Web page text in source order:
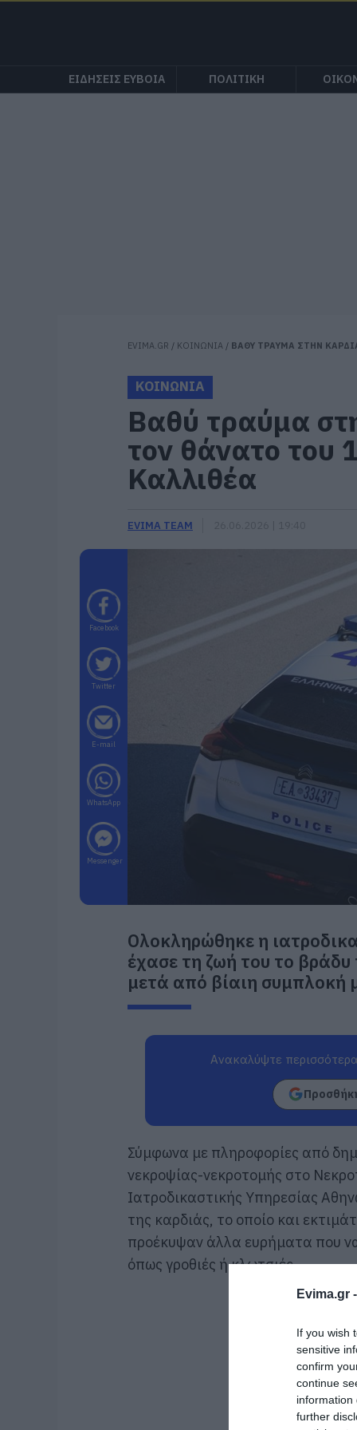
Evima.gr -
If you wish
sensitive
confirm
continue
information
further
ΕΙΔΗΣΕΙΣ ΕΥΒΟΙΑ ΠΟΛΙΤΙΚΗ
EVIMA.GR / ΚΟΙΝΩΝΙΑ / ΒΑΘΥ ΤΡΑΥΜΑ ΣΤΗΝ
ΚΟΙΝΩΝΙΑ
Βαθύ τραύμα
τον θάνατο του
Καλλιθέα
EVIMA TEAM
Facebook
Twitter
E-mail
WhatsApp
Messenger
Ολοκληρώθηκε η
έχασε τη ζωή του το
μετά από βίαιη συμπλοκή
Ανακαλύψτε
Σύμφωνα με πληροφορίες από
νεκροψίας-νεκροτομής στο
Ιατροδικαστικής Υπηρεσίας
της καρδιάς, το οποίο και
προέκυψαν άλλα ευρήματα που
όπως γροθιές ή κλωτσιές.